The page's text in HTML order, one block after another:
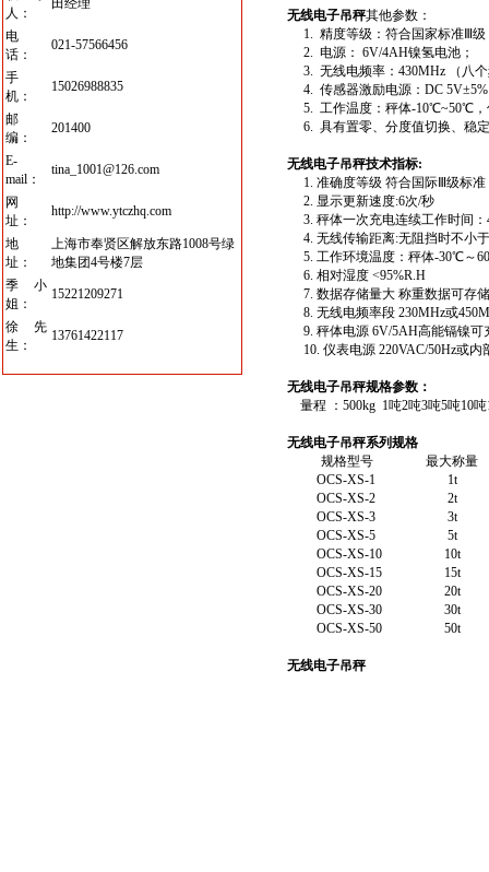
人：
田经理
电
话：
021-57566456
手
机：
15026988835
邮
编：
201400
E-
mail：
tina_1001@126.com
网
址：
http://www.ytczhq.com
地
址：
上海市奉贤区解放东路1008号绿
地集团4号楼7层
季小
姐：
15221209271
徐先
生：
13761422117
无线电子吊秤其他参数：
1. 精度等级：符合国家标准Ⅲ级
2. 电源： 6V/4AH镍氢电池；
3. 无线电频率：430MHz （八个
4. 传感器激励电源：DC 5V±5%
5. 工作温度：秤体-10℃~50℃
6. 具有置零、分度值切换、稳
无线电子吊秤技术指标:
1. 准确度等级 符合国际Ⅲ级标准
2. 显示更新速度:6次/秒
3. 秤体一次充电连续工作时间：
4. 无线传输距离:无阻挡时不小
5. 工作环境温度：秤体-30℃～
6. 相对湿度 <95%R.H
7. 数据存储量大 称重数据可存储
8. 无线电频率段 230MHz或
9. 秤体电源 6V/5AH高能镉镍可
10. 仪表电源 220VAC/50Hz或内
无线电子吊秤规格参数：
量程 ：500kg 1吨2吨3吨5吨10吨
无线电子吊秤系列规格
规格型号
最大称量
OCS-XS-1
1t
OCS-XS-2
2t
OCS-XS-3
3t
OCS-XS-5
5t
OCS-XS-10
10t
OCS-XS-15
15t
OCS-XS-20
20t
OCS-XS-30
30t
OCS-XS-50
50t
无线电子吊秤